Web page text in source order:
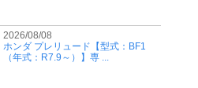
2026/08/08
ホンダ プレリュード【型式：BF1
（年式：R7.9～）】専 ...